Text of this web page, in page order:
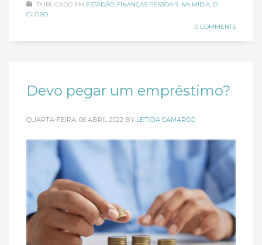
PUBLICADO EM ESTADÃO, FINANÇAS PESSOAIS, NA MÍDIA, O
GLOBO
0 COMMENTS
Devo pegar um empréstimo?
QUARTA-FEIRA, 06 ABRIL 2022 BY LETICIA CAMARGO